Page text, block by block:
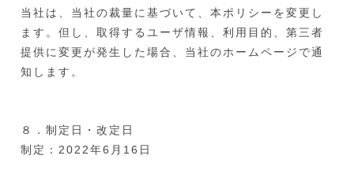
当社は、当社の裁量に基づいて、本ポリシーを変更し
ます。但し、取得するユーザ情報、利用目的、第三者
提供に変更が発生した場合、当社のホームページで通
知します。
８．制定日・改定日
制定：2022年6月16日